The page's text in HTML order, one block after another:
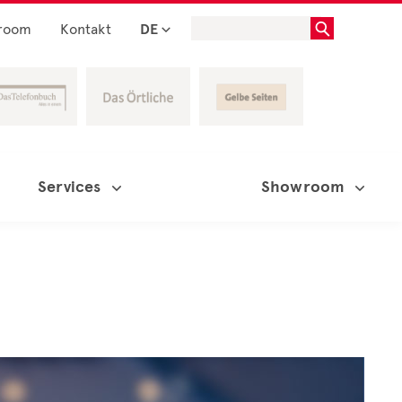
Kontakt DE
Services Showroom